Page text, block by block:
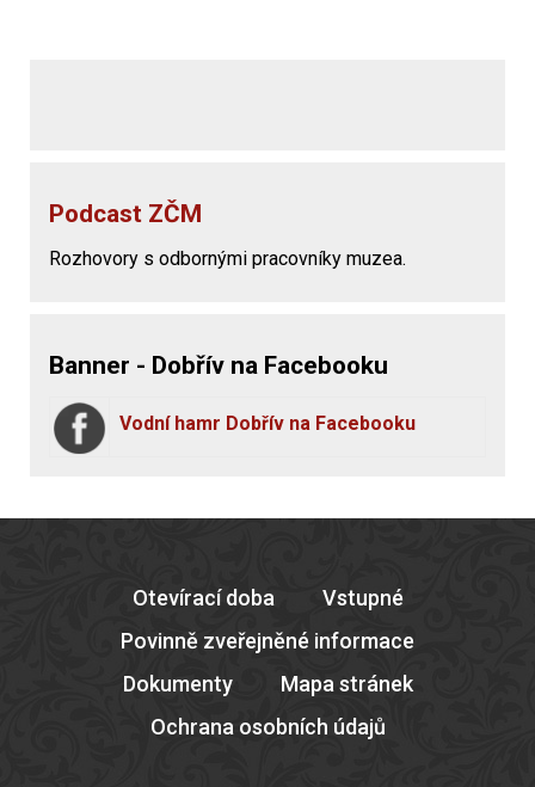
Podcast ZČM
Rozhovory s odbornými pracovníky muzea.
Banner - Dobřív na Facebooku
Vodní hamr Dobřív na Facebooku
Otevírací doba
Vstupné
Povinně zveřejněné informace
Dokumenty
Mapa stránek
Ochrana osobních údajů